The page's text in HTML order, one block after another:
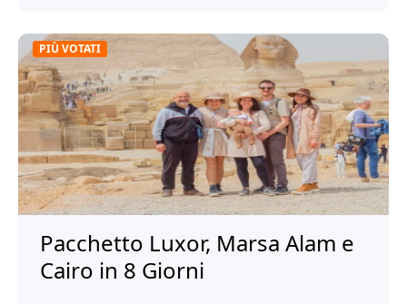
PIÙ VOTATI
Pacchetto Luxor, Marsa Alam e
Cairo in 8 Giorni